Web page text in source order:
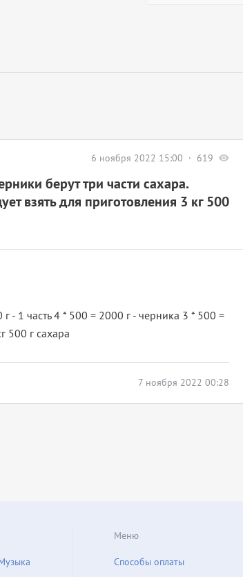
6 ноября 2022 15:00 619
берут три части сахара.
взять для приготовления 3 кг 500
- 1 часть 4 * 500 = 2000 г - черника 3 * 500 =
500 г сахара
7 ноября 2022 00:28
Меню
Способы оплаты